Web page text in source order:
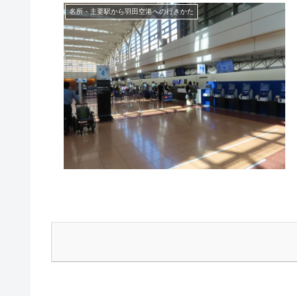
名所・主要駅から羽田空港への行きかた